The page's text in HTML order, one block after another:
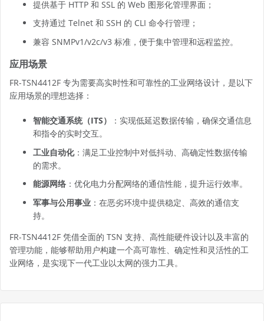
提供基于 HTTP 和 SSL 的 Web 图形化管理界面；
支持通过 Telnet 和 SSH 的 CLI 命令行管理；
兼容 SNMPv1/v2c/v3 标准，便于集中管理和远程监控。
应用场景
FR-TSN4412F 专为需要高实时性和可靠性的工业网络设计，是以下
应用场景的理想选择：
智能交通系统（ITS）
：实现低延迟数据传输，确保交通信息
和指令的实时交互。
工业自动化：满足工业控制中对低抖动、高确定性数据传输
的需求。
能源网络 ：优化电力分配网络的通信性能，提升运行效率。
军事与公用事业 ：在恶劣环境中提供稳定、高效的通信支
持。
FR-TSN4412F 凭借全面的 TSN 支持、高性能硬件设计以及丰富的
管理功能，能够帮助用户构建一个高可靠性、确定性和灵活性的工
业网络，是实现下一代工业以太网的强力工具。